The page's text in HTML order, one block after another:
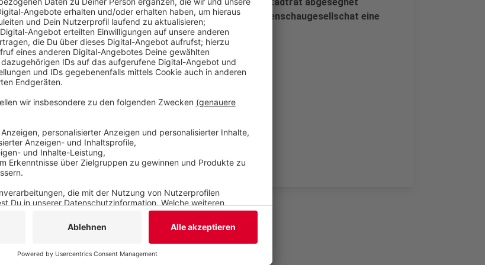
werden. Bei positivem Votum gründen Stadt und Bundesgartenschaugesellschat eine
neue GmbH.
Veröffentlicht:Montag, 19.09.2022 15:36
Anzeige